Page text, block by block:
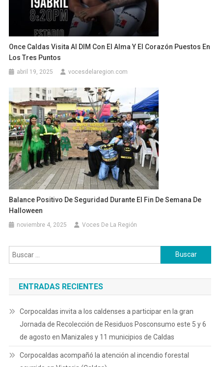
Once Caldas Visita Al DIM Con El Alma Y El Corazón Puestos En
Los Tres Puntos
abril 19, 2025 vocesdelaregion.com
Balance Positivo De Seguridad Durante El Fin De Semana De
Halloween
noviembre 4, 2025 Voces De La Región
Buscar:
ENTRADAS RECIENTES
Corpocaldas invita a los caldenses a participar en la gran
Jornada de Recolección de Residuos Posconsumo este 5 y 6
de agosto en Manizales y 11 municipios de Caldas
Corpocaldas acompañó la atención al incendio forestal